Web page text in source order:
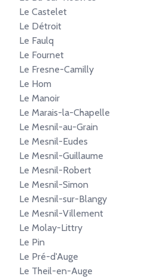
Le Castelet
Le Détroit
Le Faulq
Le Fournet
Le Fresne-Camilly
Le Hom
Le Manoir
Le Marais-la-Chapelle
Le Mesnil-au-Grain
Le Mesnil-Eudes
Le Mesnil-Guillaume
Le Mesnil-Robert
Le Mesnil-Simon
Le Mesnil-sur-Blangy
Le Mesnil-Villement
Le Molay-Littry
Le Pin
Le Pré-d'Auge
Le Theil-en-Auge